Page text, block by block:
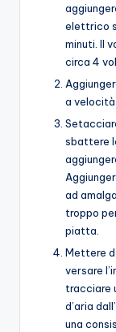
elettrico
minuti. Il
circa 4
a velocità
sbattere
ad
troppo
piatta.
Mettere
versare
tracciare
d’aria
una